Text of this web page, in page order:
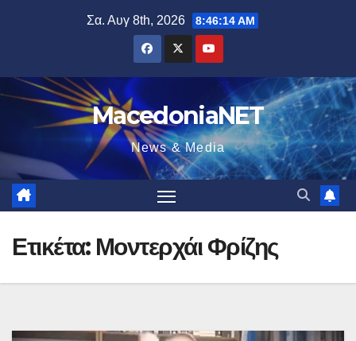
Σα. Αυγ 8th, 2026 8:46:15 AM
MacedoniaNET
News & Media
Ετικέτα: Μοντερχάι Φρίζης